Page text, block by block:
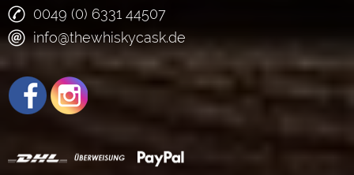
0049 (0) 6331 44507
info@thewhiskycask.de